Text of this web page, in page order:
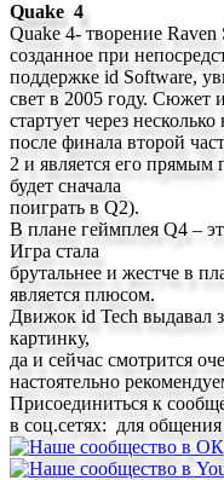
Quake 4
Quake 4- творение Raven
созданное при
поддержке id Software,
свет в 2005 году. Сюжет
стартует через несколько
после финала второй
2 и является его
будет сначала
поиграть в Q2).
В плане геймплея Q4 –
Игра стала
брутальнее и жестче в
является плюсом.
Движок id Tech выдавал
картинку,
да и сейчас смотрится
настоятельно
Присоединиться к
в соц.сетях: для